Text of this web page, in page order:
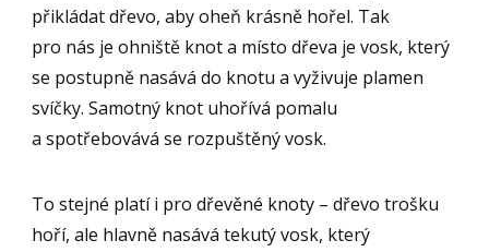
přikládat dřevo, aby oheň krásně hořel. Tak
pro nás je ohniště knot a místo dřeva je vosk, který
se postupně nasává do knotu a vyživuje plamen
svíčky. Samotný knot uhořívá pomalu
a spotřebovává se rozpuštěný vosk.
To stejné platí i pro dřevěné knoty – dřevo trošku
hoří, ale hlavně nasává tekutý vosk, který